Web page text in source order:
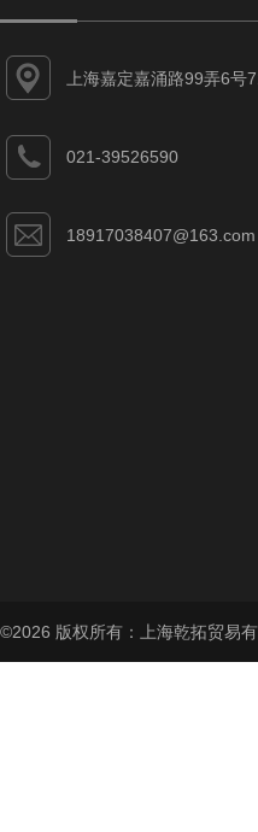
上海嘉定嘉涌路99弄6号
021-39526590
18917038407@163.com
©2026 版权所有：上海乾拓贸易